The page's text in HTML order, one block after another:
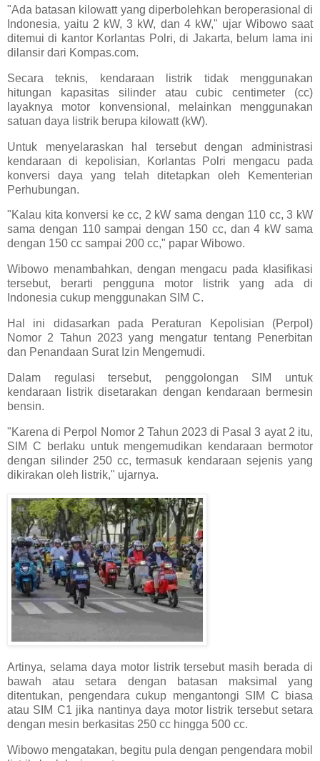
"Ada batasan kilowatt yang diperbolehkan beroperasional di
Indonesia, yaitu 2 kW, 3 kW, dan 4 kW," ujar Wibowo saat
ditemui di kantor Korlantas Polri, di Jakarta, belum lama ini
dilansir dari Kompas.com.
Secara teknis, kendaraan listrik tidak menggunakan
hitungan kapasitas silinder atau cubic centimeter (cc)
layaknya motor konvensional, melainkan menggunakan
satuan daya listrik berupa kilowatt (kW).
Untuk menyelaraskan hal tersebut dengan administrasi
kendaraan di kepolisian, Korlantas Polri mengacu pada
konversi daya yang telah ditetapkan oleh Kementerian
Perhubungan.
"Kalau kita konversi ke cc, 2 kW sama dengan 110 cc, 3 kW
sama dengan 110 sampai dengan 150 cc, dan 4 kW sama
dengan 150 cc sampai 200 cc," papar Wibowo.
Wibowo menambahkan, dengan mengacu pada klasifikasi
tersebut, berarti pengguna motor listrik yang ada di
Indonesia cukup menggunakan SIM C.
Hal ini didasarkan pada Peraturan Kepolisian (Perpol)
Nomor 2 Tahun 2023 yang mengatur tentang Penerbitan
dan Penandaan Surat Izin Mengemudi.
Dalam regulasi tersebut, penggolongan SIM untuk
kendaraan listrik disetarakan dengan kendaraan bermesin
bensin.
"Karena di Perpol Nomor 2 Tahun 2023 di Pasal 3 ayat 2 itu,
SIM C berlaku untuk mengemudikan kendaraan bermotor
dengan silinder 250 cc, termasuk kendaraan sejenis yang
dikirakan oleh listrik," ujarnya.
Artinya, selama daya motor listrik tersebut masih berada di
bawah atau setara dengan batasan maksimal yang
ditentukan, pengendara cukup mengantongi SIM C biasa
atau SIM C1 jika nantinya daya motor listrik tersebut setara
dengan mesin berkasitas 250 cc hingga 500 cc.
Wibowo mengatakan, begitu pula dengan pengendara mobil